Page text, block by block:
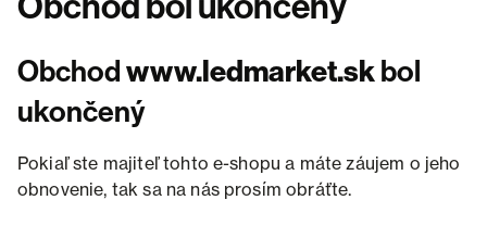
Obchodwww.ledmarket.skbol
ukončený
Pokiaľ ste majiteľ tohto e-shopu a máte záujem o jeho
obnovenie, tak sa na nás prosím obráťte.